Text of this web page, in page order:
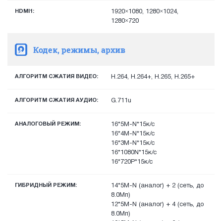
HDMI1:
1920×1080, 1280×1024,
1280×720
Кодек, режимы, архив
АЛГОРИТМ СЖАТИЯ ВИДЕО: H.264, H.264+, H.265, H.265+
АЛГОРИТМ СЖАТИЯ АУДИО: G.711u
АНАЛОГОВЫЙ РЕЖИМ:
16*5M-N*15к/с
16*4M-N*15к/с
16*3M-N*15к/с
16*1080N*15к/с
16*720P*15к/с
ГИБРИДНЫЙ РЕЖИМ:
14*5M-N (аналог) + 2 (сеть, до
8.0Мп)
12*5M-N (аналог) + 4 (сеть, до
8.0Мп)